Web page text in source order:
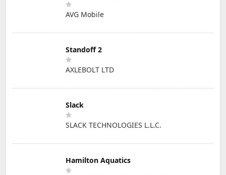
AVG Mobile
Standoff 2
AXLEBOLT LTD
Slack
SLACK TECHNOLOGIES L.L.C.
Hamilton Aquatics